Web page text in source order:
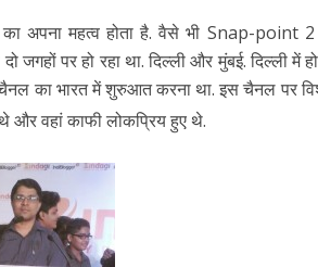
अपना महत्व होता है. वैसे भी Snap-point
पर हो रहा था. दिल्ली और मुंबई. दिल्ली में
का भारत में शुरुआत करना था. इस चैनल पर
थे और वहां काफी लोकप्रिय हुए थे.